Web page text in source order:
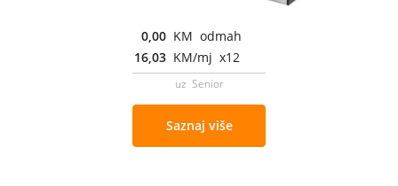
0,00 KM odmah
16,03 KM/mj x12
uz Senior
Saznaj više